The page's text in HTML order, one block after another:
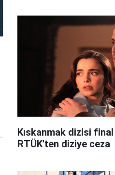
Kıskanmak dizisi
RTÜK'ten diziye ceza